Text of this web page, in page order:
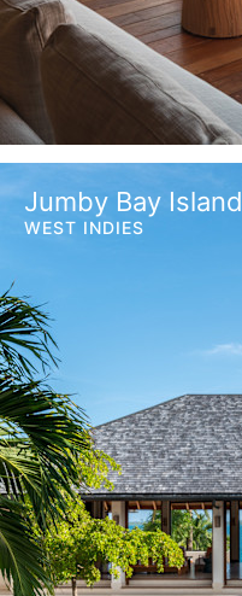
Jumby Bay Island
WEST INDIES